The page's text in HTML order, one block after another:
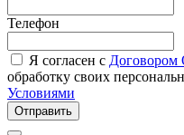
Телефон
Я согласен с Договором
обработку своих
Условиями
Отправить